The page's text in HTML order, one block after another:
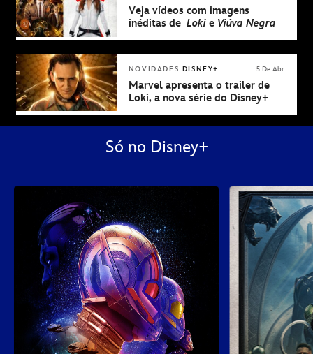
Veja vídeos com imagens
inéditas de Lokie Viúva Negra
NOVIDADES DISNEY+ 5 De Abr
Marvel apresenta o trailer de
Loki, a nova série do Disney+
Só no Disney+